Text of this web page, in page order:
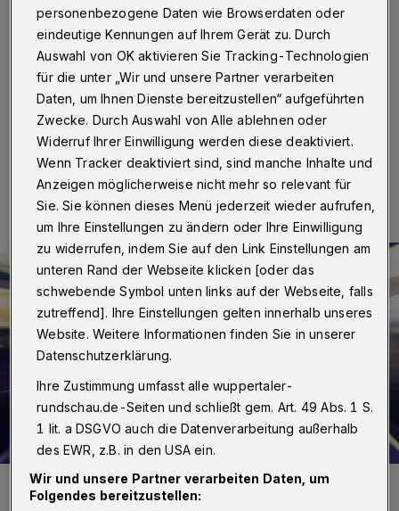
Wuppertal·Ein bislang unbekannter Täter überfiel in
der Nacht zu Montag (25. April 2022) in einer
Grünanlage an der Bergstraße / Ecke Grünstraße in
Wuppertal eine Passantin und raubte ihr ein
Mobiltelefon und eine Geldbörse.
25.04.2022 , 12:00 Uhr Eine Minute Lesezeit
Symbolfoto.
Foto: Polizei
personenbezogene Daten wie Browserdaten oder
eindeutige Kennungen auf Ihrem Gerät zu. Durch
Auswahl von OK aktivieren Sie Tracking-Technologien
für die unter „Wir und unsere Partner verarbeiten
Daten, um Ihnen Dienste bereitzustellen“ aufgeführten
Zwecke. Durch Auswahl von Alle ablehnen oder
Widerruf Ihrer Einwilligung werden diese deaktiviert.
Wenn Tracker deaktiviert sind, sind manche Inhalte und
Anzeigen möglicherweise nicht mehr so relevant für
Sie. Sie können dieses Menü jederzeit wieder aufrufen,
um Ihre Einstellungen zu ändern oder Ihre Einwilligung
zu widerrufen, indem Sie auf den Link Einstellungen am
unteren Rand der Webseite klicken [oder das
schwebende Symbol unten links auf der Webseite, falls
zutreffend]. Ihre Einstellungen gelten innerhalb unseres
Website. Weitere Informationen finden Sie in unserer
Datenschutzerklärung.
Ihre Zustimmung umfasst alle wuppertaler-
rundschau.de-Seiten und schließt gem. Art. 49 Abs. 1 S.
1 lit. a DSGVO auch die Datenverarbeitung außerhalb
des EWR, z.B. in den USA ein.
Wir und unsere Partner verarbeiten Daten, um
Folgendes bereitzustellen: